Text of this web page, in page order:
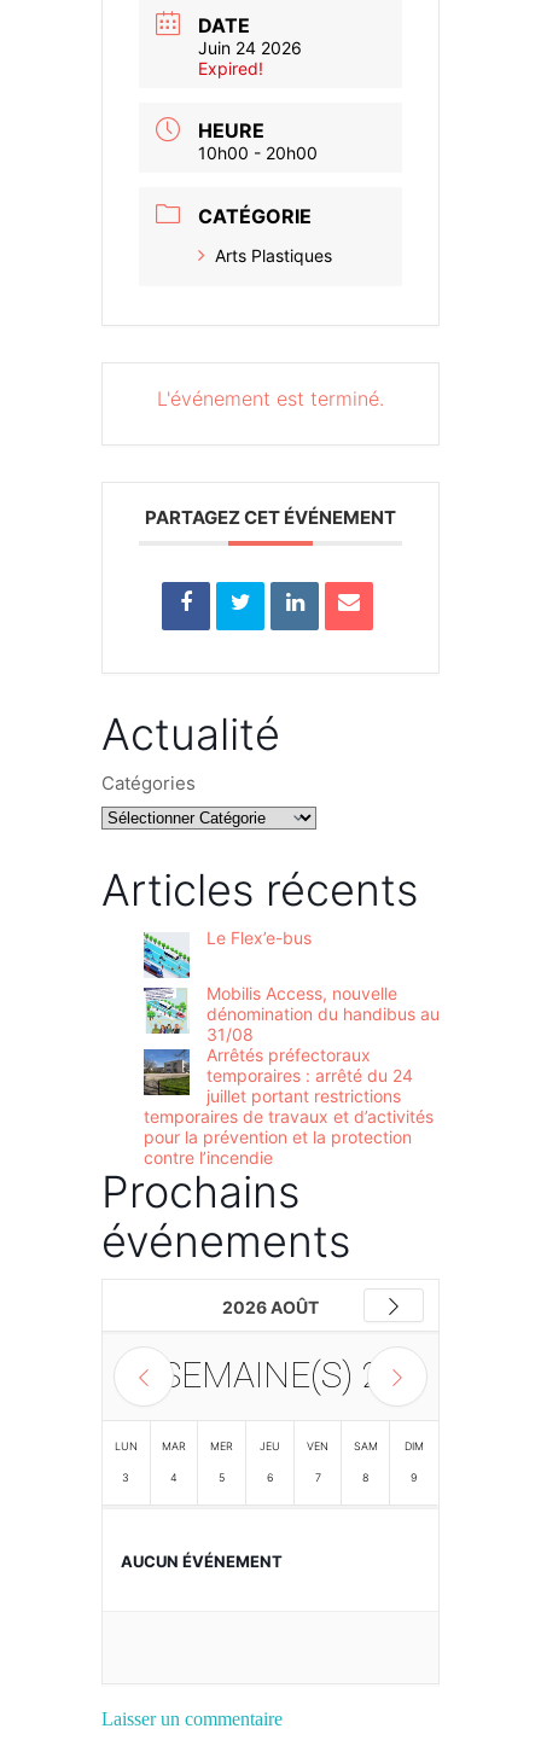
DATE
Juin 24 2026
Expired!
HEURE
10h00 - 20h00
CATÉGORIE
Arts Plastiques
L'événement est terminé.
PARTAGEZ CET ÉVÉNEMENT
Actualité
Catégories
Articles récents
Le Flex’e-bus
Mobilis Access, nouvelle
dénomination du handibus au
31/08
Arrêtés préfectoraux
temporaires : arrêté du 24
juillet portant restrictions
temporaires de travaux et d’activités
pour la prévention et la protection
contre l’incendie
Prochains
événements
2026 AOÛT
SEMAINE(S) 2
LUN
3
MAR
4
MER
5
JEU
6
VEN
7
SAM
8
DIM
9
AUCUN ÉVÉNEMENT
Laisser un commentaire